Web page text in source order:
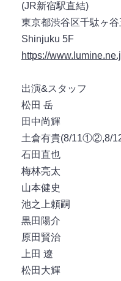
(JR新宿駅直結)
東京都渋谷区千駄ヶ
Shinjuku 5F
https://
出演&スタッフ
松田 岳
田中尚輝
土倉有貴(8/11①②,8/
石田直也
梅林亮太
山本健史
池之上頼嗣
黒田陽介
原田賢治
上田 遼
松田大輝